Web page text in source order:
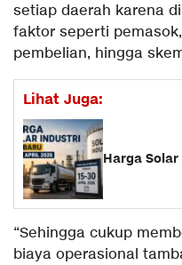
setiap daerah karena
faktor seperti
pembelian, hingga
Lihat Juga:
Harga
“Sehingga cukup
biaya operasional